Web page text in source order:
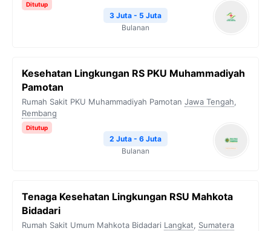
Ditutup
3 Juta - 5 Juta
Bulanan
Kesehatan Lingkungan RS PKU Muhammadiyah
Pamotan
Rumah Sakit PKU Muhammadiyah Pamotan Jawa Tengah,
Rembang
Ditutup
2 Juta - 6 Juta
Bulanan
Tenaga Kesehatan Lingkungan RSU Mahkota
Bidadari
Rumah Sakit Umum Mahkota Bidadari Langkat, Sumatera